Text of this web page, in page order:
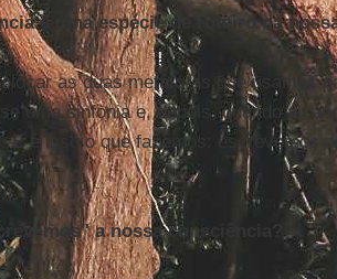
é uma espécie de roteiro da
as duas metáforas que usamos
uma sinfonia e, depois, quando
E é isso o que fazemos: escrevemos
a nossa consciência?